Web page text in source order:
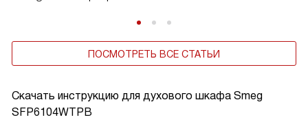
Скачать инструкцию для духового шкафа Smeg
SFP6104WTPB
ПОСМОТРЕТЬ ВСЕ СТАТЬИ